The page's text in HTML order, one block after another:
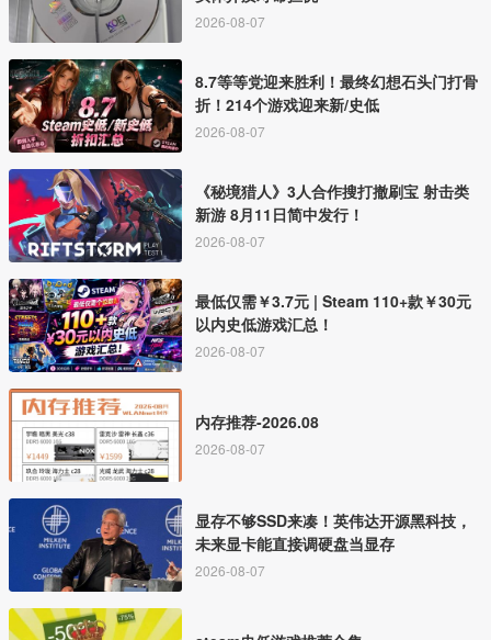
2026-08-07
8.7等等党迎来胜利！最终幻想石头门打骨
折！214个游戏迎来新/史低
2026-08-07
《秘境猎人》3人合作搜打撤刷宝 射击类
新游 8月11日简中发行！
2026-08-07
最低仅需￥3.7元 | Steam 110+款￥30元
以内史低游戏汇总！
2026-08-07
内存推荐-2026.08
2026-08-07
显存不够SSD来凑！英伟达开源黑科技，
未来显卡能直接调硬盘当显存
2026-08-07